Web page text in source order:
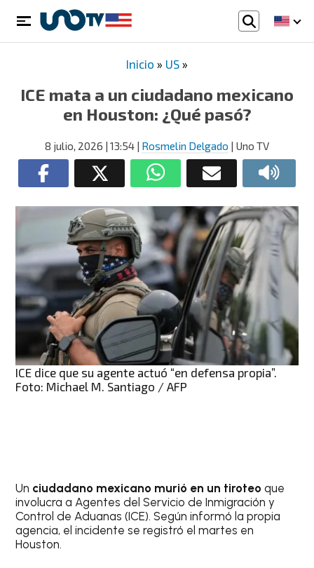
Inicio » US »
ICE mata a un ciudadano mexicano
en Houston: ¿Qué pasó?
8 julio, 2026 | 13:54 | Rosmelin Delgado | Uno TV
ICE dice que su agente actuó “en defensa propia”.
Foto: Michael M. Santiago / AFP
Un ciudadano mexicano murió en un tiroteo que
involucra a Agentes del Servicio de Inmigración y
Control de Aduanas (ICE). Según informó la propia
agencia, el incidente se registró el martes en
Houston.